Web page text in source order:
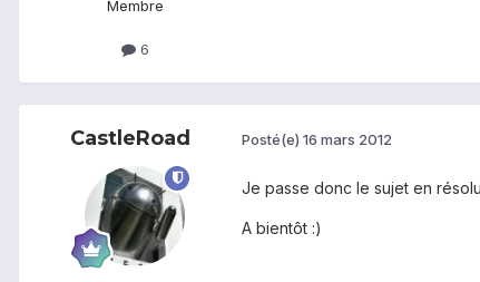
Membre
6
CastleRoad Posté(e) 16 mars 2012
Je passe donc le sujet en
A bientôt :)